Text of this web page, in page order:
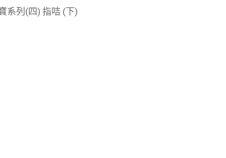
系列(四) 指咭 (下)